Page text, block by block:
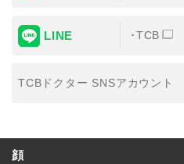
【外部委託について】
おいて、取得情報の取扱いの
務委託先に委託することがあ
LINE TCB
TCBドクター SNSアカウント
顔